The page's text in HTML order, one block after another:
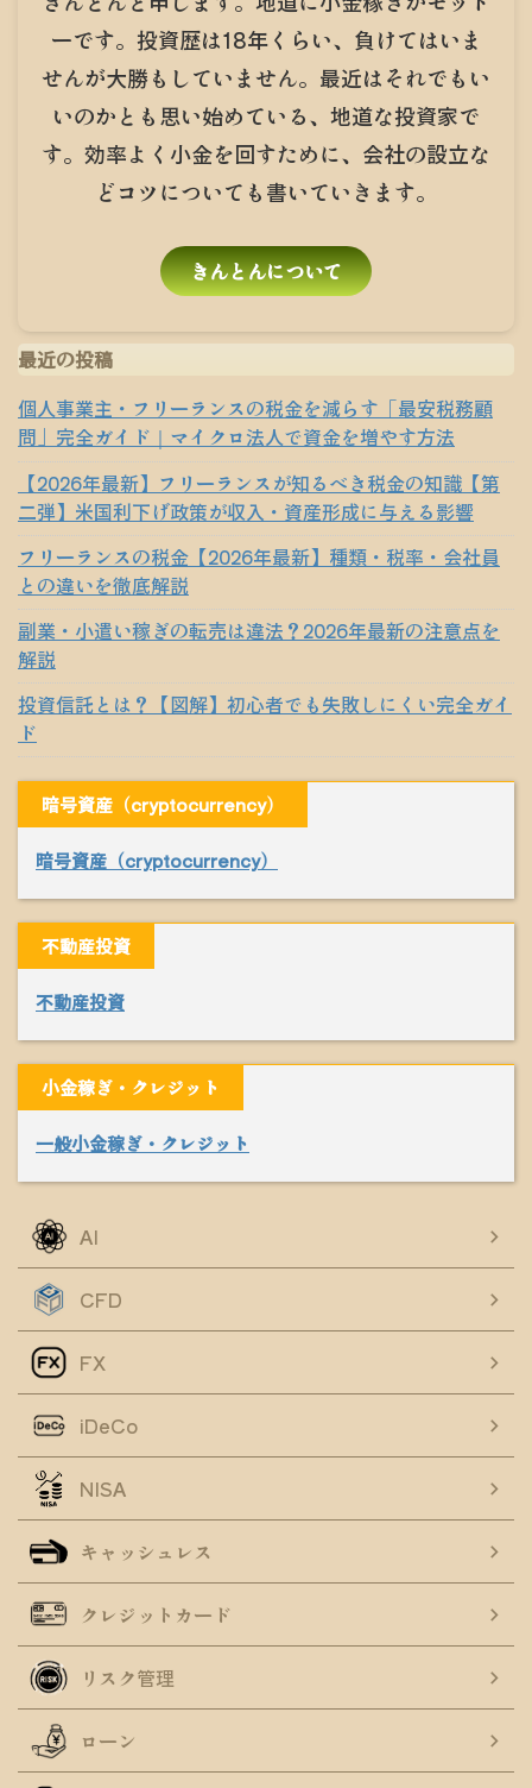
ーです。投資歴は18年くらい、負けてはいま
せんが大勝もしていません。最近はそれでもい
いのかとも思い始めている、地道な投資家で
す。効率よく小金を回すために、会社の設立な
どコツについても書いていきます。
きんとんについて
最近の投稿
個人事業主・フリーランスの税金を減らす「最安税務顧
問」完全ガイド｜マイクロ法人で資金を増やす方法
【2026年最新】フリーランスが知るべき税金の知識【第
二弾】米国利下げ政策が収入・資産形成に与える影響
フリーランスの税金【2026年最新】種類・税率・会社員
との違いを徹底解説
副業・小遣い稼ぎの転売は違法？2026年最新の注意点を
解説
投資信託とは？【図解】初心者でも失敗しにくい完全ガイ
ド
暗号資産（cryptocurrency）
暗号資産（cryptocurrency）
不動産投資
不動産投資
小金稼ぎ・クレジット
一般小金稼ぎ・クレジット
AI
CFD
FX
iDeCo
NISA
キャッシュレス
クレジットカード
リスク管理
ローン